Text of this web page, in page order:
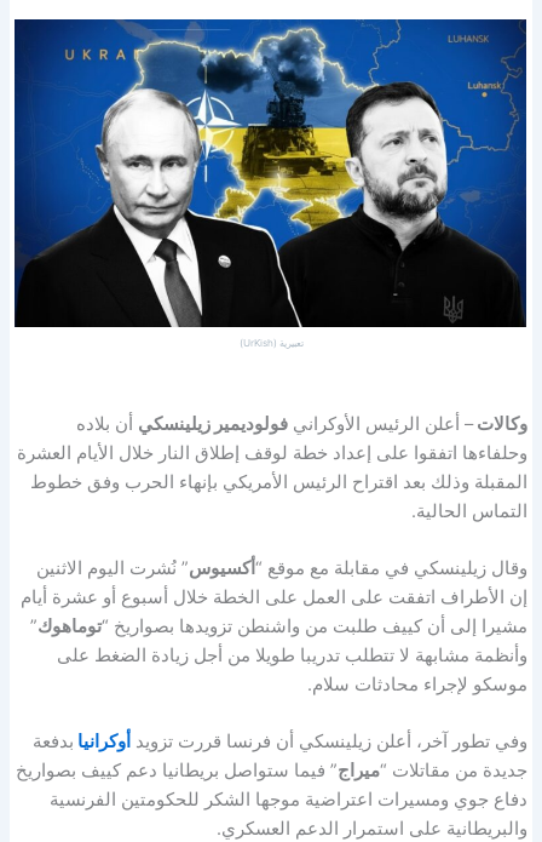
تعبيرية (UrKish)
وكالات– أعلن الرئيس الأوكرانيفولوديمير زيلينسكي أن بلاده
وحلفاءها اتفقوا على إعداد خطة لوقف إطلاق النار خلال الأيام العشرة
المقبلة وذلك بعد اقتراح الرئيس الأمريكي بإنهاء الحرب وفق خطوط
التماس الحالية.
وقال زيلينسكي في مقابلة مع موقع “أكسيوس” نُشرت اليوم الاثنين
إن الأطراف اتفقت على العمل على الخطة خلال أسبوع أو عشرة أيام
مشيرا إلى أن كييف طلبت من واشنطن تزويدها بصواريخ “توماهوك”
وأنظمة مشابهة لا تتطلب تدريبا طويلا من أجل زيادة الضغط على
موسكو لإجراء محادثات سلام.
وفي تطور آخر، أعلن زيلينسكي أن فرنسا قررت تزويد أوكرانيا بدفعة
جديدة من مقاتلات “ميراج” فيما ستواصل بريطانيا دعم كييف بصواريخ
دفاع جوي ومسيرات اعتراضية موجها الشكر للحكومتين الفرنسية
والبريطانية على استمرار الدعم العسكري.